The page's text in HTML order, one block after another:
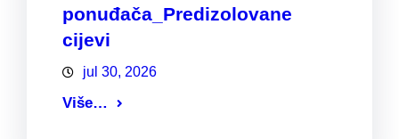
ponuđača_Predizolovane
cijevi
jul 30, 2026
Više…